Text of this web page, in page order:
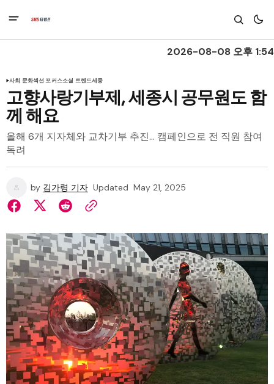
2026-08-08 오후 1:54
사회 문화섹션 포커스소셜 트렌드세종
고향사랑기부제, 세종시 공무원도 함
께 해요
올해 6개 지자체와 교차기부 추진… 캠페인으로 전 직원 참여
독려
by 김가령 기자 Updated May 21, 2025